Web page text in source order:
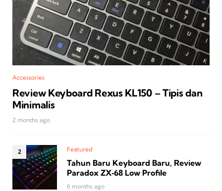
Accessories
Review Keyboard Rexus KL150 – Tipis dan
Minimalis
2 months ago
Featured
Tahun Baru Keyboard Baru, Review
Paradox ZX‑68 Low Profile
6 months ago